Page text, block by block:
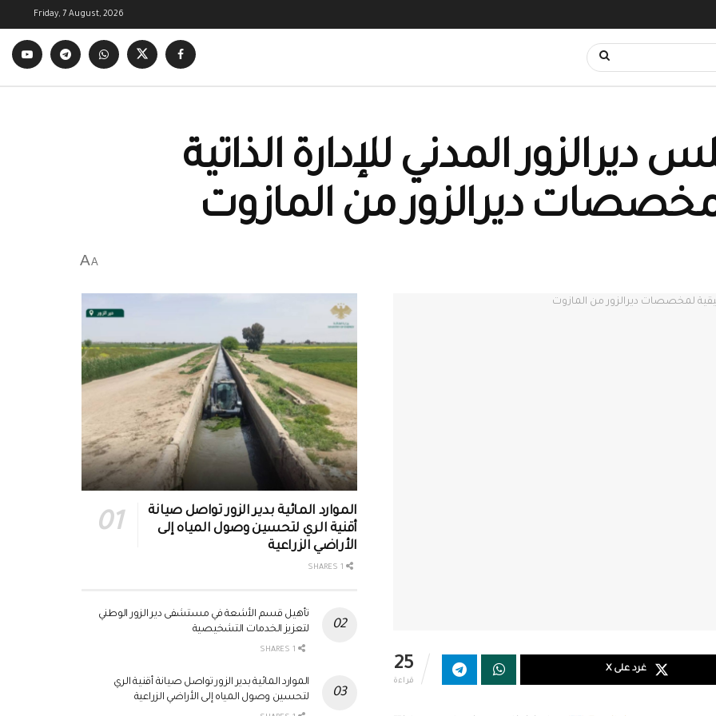
Friday, 7 August, 2026
المدني للإدارة الذاتية
ديرالزور من المازوت
A
A
25
قراءة
غرد على X
الموارد المائية بدير الزور تواصل صيانة
أقنية الري لتحسين وصول المياه إلى
الأراضي الزراعية
تأهيل قسم الأشعة في مستشفى دير الزور الوطني
لتعزيز الخدمات التشخيصية
الموارد المائية بدير الزور تواصل صيانة أقنية الري
لتحسين وصول المياه إلى الأراضي الزراعية